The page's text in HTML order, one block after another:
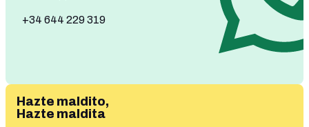
+34 644 229 319
Hazte maldito,
Hazte maldita